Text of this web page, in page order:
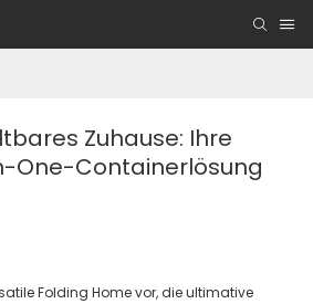
Zuhause: Ihre
One-Containerlösung
Folding Home vor, die ultimative